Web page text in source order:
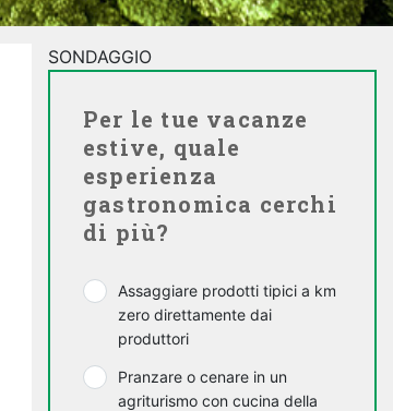
SONDAGGIO
Per le tue vacanze
estive, quale
esperienza
gastronomica cerchi
di più?
Assaggiare prodotti tipici a km
zero direttamente dai
produttori
Pranzare o cenare in un
agriturismo con cucina della